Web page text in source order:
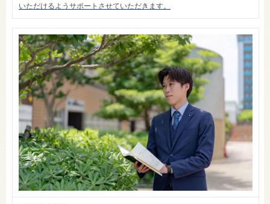
いただけるようサポートさせていただきます。